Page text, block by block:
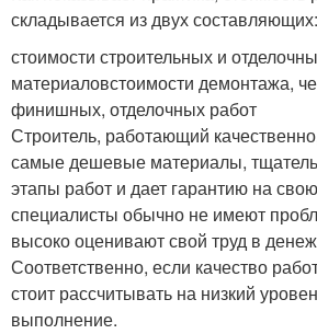
складывается из двух составляющих:
стоимости строительных и
материаловстоимости демонтажа,
финишных, отделочных работ
Строитель, работающий
самые дешевые материалы,
этапы работ и дает гарантию на
специалисты обычно не имеют
высоко оценивают свой труд в
Соответственно, если качество
стоит рассчитывать на низкий
выполнение.